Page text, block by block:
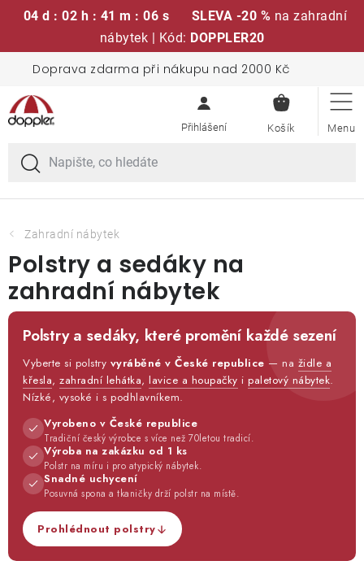
04 d : 02 h : 41 m : 05 s SLEVA -20 % na zahradní
nábytek | Kód: DOPPLER20
obsah
Doprava zdarma při nákupu nad 2000 Kč
KOŠÍK
Sedací soupravy
Slunečníky
Křesla a židle
Stoly
Lehátka
Doplňky
Deštníky
Zahradní nábytek
Polstry a sedáky na
zahradní nábytek
Polstry a sedáky, které promění každé sezení
Vyberte si polstry vyráběné v České republice — na židle a
křesla, zahradní lehátka, lavice a houpačky i paletový nábytek.
Nízké, vysoké i s podhlavníkem.
Vyrobeno v České republice
Tradiční český výrobce s více než 70letou tradicí.
Výroba na zakázku od 1 ks
Polstr na míru i pro atypický nábytek.
Snadné uchycení
Posuvná spona a tkaničky drží polstr na místě.
Prohlédnout polstry